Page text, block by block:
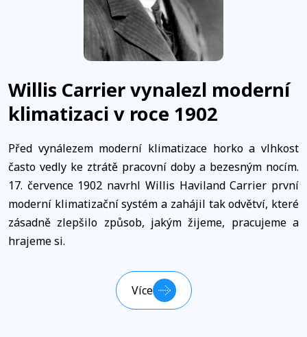
Willis Carrier vynalezl moderní
klimatizaci v roce 1902
Před vynálezem moderní klimatizace horko a vlhkost
často vedly ke ztrátě pracovní doby a bezesným nocím.
17. července 1902 navrhl Willis Haviland Carrier první
moderní klimatizační systém a zahájil tak odvětví, které
zásadně zlepšilo způsob, jakým žijeme, pracujeme a
hrajeme si.
Více